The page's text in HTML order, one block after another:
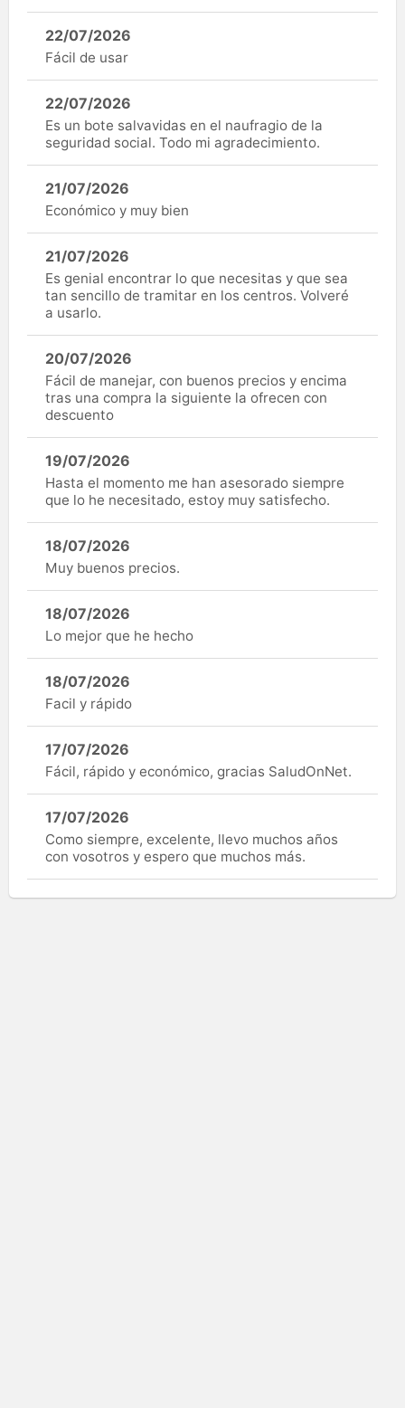
22/07/2026
Fácil de usar
22/07/2026
Es un bote salvavidas en el naufragio de la
seguridad social. Todo mi agradecimiento.
21/07/2026
Económico y muy bien
21/07/2026
Es genial encontrar lo que necesitas y que sea
tan sencillo de tramitar en los centros. Volveré
a usarlo.
20/07/2026
Fácil de manejar, con buenos precios y encima
tras una compra la siguiente la ofrecen con
descuento
19/07/2026
Hasta el momento me han asesorado siempre
que lo he necesitado, estoy muy satisfecho.
18/07/2026
Muy buenos precios.
18/07/2026
Lo mejor que he hecho
18/07/2026
Facil y rápido
17/07/2026
Fácil, rápido y económico, gracias SaludOnNet.
17/07/2026
Como siempre, excelente, llevo muchos años
con vosotros y espero que muchos más.